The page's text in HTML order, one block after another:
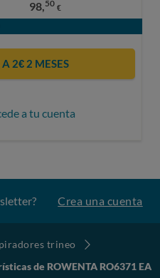
98,50 €
2€ 2 MESES
a tu cuenta
Crea una cuenta
trineo
de ROWENTA RO6371 EA